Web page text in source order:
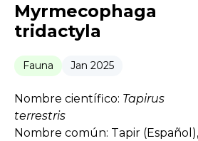
Myrmecophaga
tridactyla
Fauna Jan 2025
Nombre científico: Tapirus
terrestris
Nombre común: Tapir (Español),